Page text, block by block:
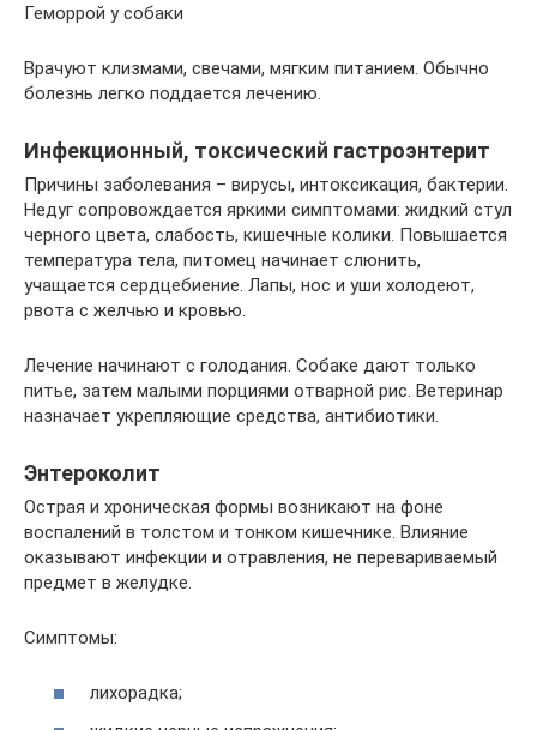
Геморрой у собаки
Врачуют клизмами, свечами, мягким питанием. Обычно
болезнь легко поддается лечению.
Инфекционный, токсический гастроэнтерит
Причины заболевания – вирусы, интоксикация, бактерии.
Недуг сопровождается яркими симптомами: жидкий стул
черного цвета, слабость, кишечные колики. Повышается
температура тела, питомец начинает слюнить,
учащается сердцебиение. Лапы, нос и уши холодеют,
рвота с желчью и кровью.
Лечение начинают с голодания. Собаке дают только
питье, затем малыми порциями отварной рис. Ветеринар
назначает укрепляющие средства, антибиотики.
Энтероколит
Острая и хроническая формы возникают на фоне
воспалений в толстом и тонком кишечнике. Влияние
оказывают инфекции и отравления, не перевариваемый
предмет в желудке.
Симптомы:
лихорадка;